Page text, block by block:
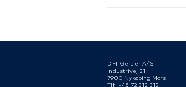
DFI-Geisler A/S
Industrivej 21
7900 Nykøbing Mors
Tlf: +45 72 312 312